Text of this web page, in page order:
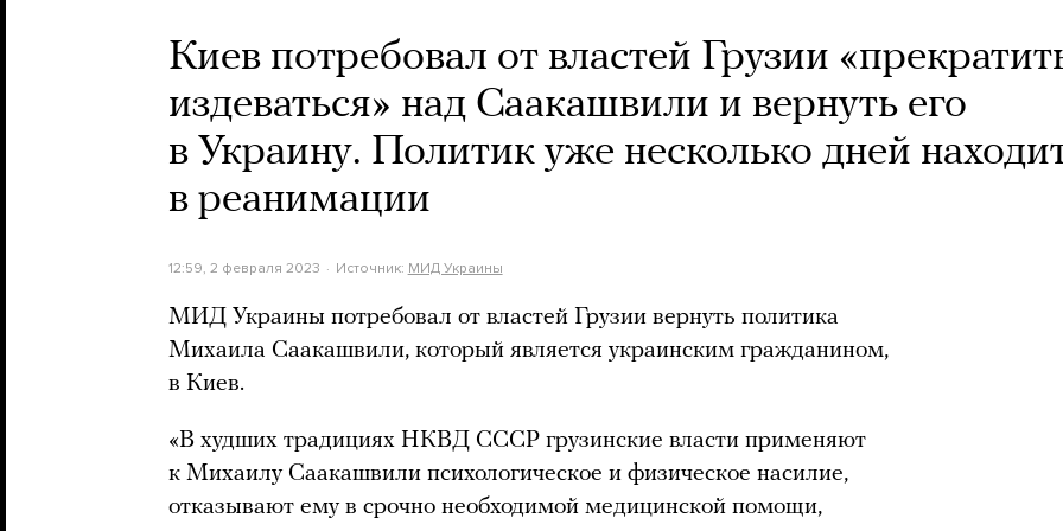
Киев потребовал от властей Грузии
издеваться» над Саакашвили и вернуть его
в Украину. Политик уже несколько дней
в реанимации
12:59, 2 февраля 2023 Источник: МИД Украины
МИД Украины потребовал от властей Грузии вернуть политика
Михаила Саакашвили, который является украинским гражданином,
в Киев.
«В худших традициях НКВД СССР грузинские власти применяют
к Михаилу Саакашвили психологическое и физическое насилие,
отказывают ему в срочно необходимой медицинской помощи,